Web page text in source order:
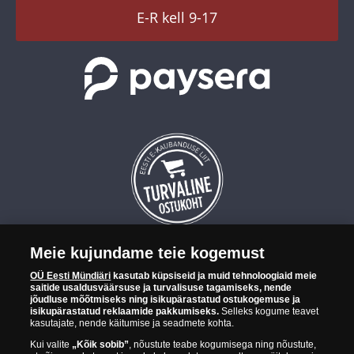
E-R kell 9-17
OÜ Eesti Mündiäri on maailma tuntumate rahapajade
kollektsioonimüntide ja -medalite levitaja Eestis. OÜ Eesti Mündiäri
kuulub ettevõttele "Samlerhuset Group“.
Euroopa ühel suuremal mündilevitajate grupil "Samlerhuset
Group" on allüksused 14 Euroopa riigis. Ettevõtete grupile kuulub
Norra vanim, endine riiklik rahapaja, mis tegutseb alates 1686.
Meie kujundame teie kogemust
OÜ Eesti Mündiäri kasutab küpsiseid ja muid tehnoloogiaid meie
saitide usaldusväärsuse ja turvalisuse tagamiseks, nende
jõudluse mõõtmiseks ning isikupärastatud ostukogemuse ja
isikupärastatud reklaamide pakkumiseks. Selleks kogume teavet
kasutajate, nende käitumise ja seadmete kohta.
Kui valite „Kõik sobib”, nõustute teabe kogumisega ning nõustute,